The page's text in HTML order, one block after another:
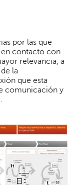
por las que
en contacto con
relevancia, a
la
que esta
comunicación y